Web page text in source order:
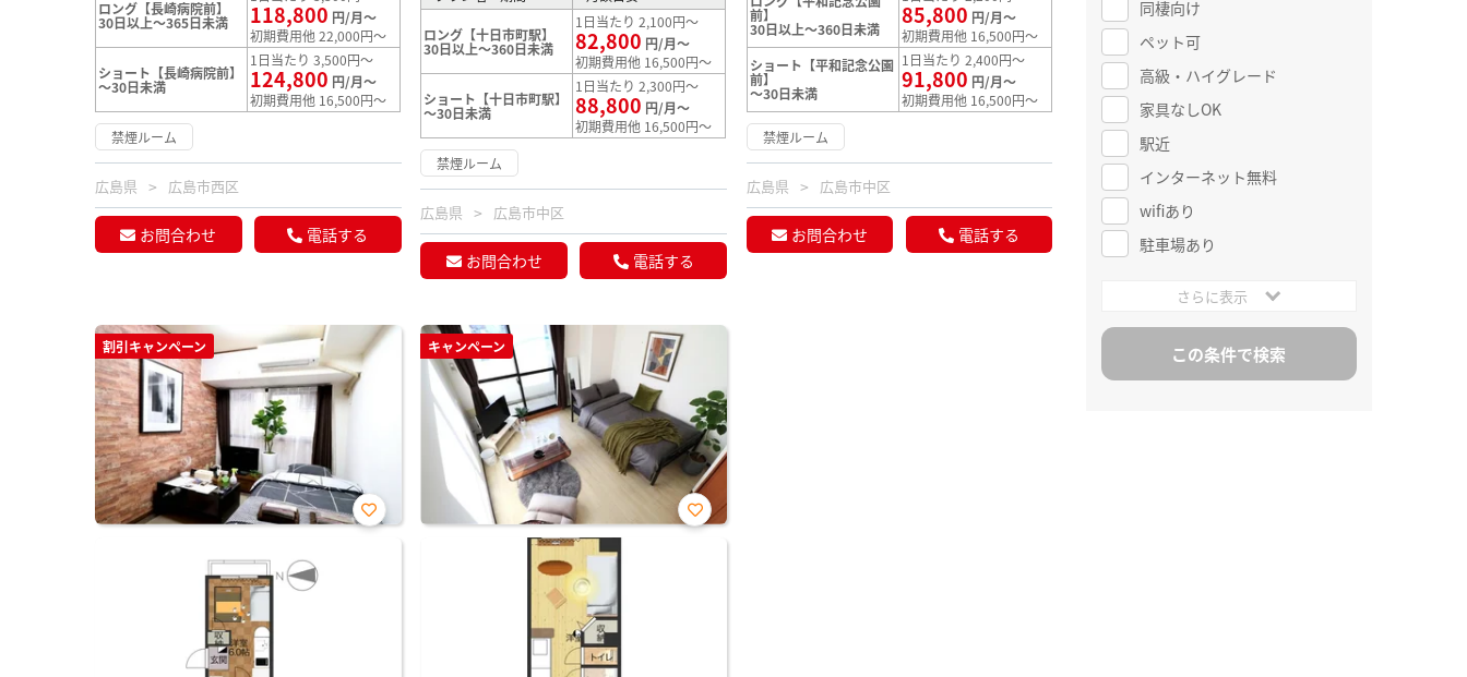
ロング【長崎病院前】
30日以上～365日未満 118,800 円/月～
初期費用他 22,000円～
ショート【長崎病院前】
～30日未満
1日当たり 3,500円～
124,800 円/月～
初期費用他 16,500円～
禁煙ルーム
広島県 広島市西区
お問合わせ 電話する
ロング【十日市町駅】
30日以上～360日未満
1日当たり 2,100円～
82,800 円/月～
初期費用他 16,500円～
ショート【十日市町駅】
～30日未満
1日当たり 2,300円～
88,800 円/月～
初期費用他 16,500円～
禁煙ルーム
広島県 広島市中区
お問合わせ 電話する
前】
30日以上～360日未満
85,800 円/月～
初期費用他 16,500円～
ショート【平和記念公園
前】
～30日未満
1日当たり 2,400円～
91,800 円/月～
初期費用他 16,500円～
禁煙ルーム
広島県 広島市中区
お問合わせ 電話する
割引キャンペーン
お気
キャンペーン
お気
同棲向け
ペット可
高級・ハイグレード
家具なしOK
駅近
インターネット無料
wifiあり
駐車場あり
さらに表示